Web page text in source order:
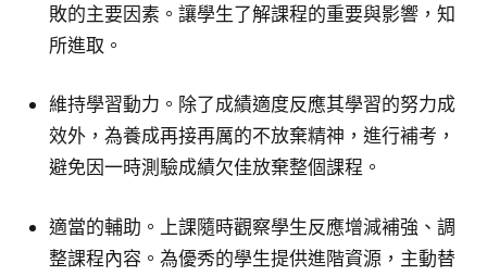
敗的主要因素。讓學生了解課程的重要與影響，知
所進取。
維持學習動力。除了成績適度反應其學習的努力成
效外，為養成再接再厲的不放棄精神，進行補考，
避免因一時測驗成績欠佳放棄整個課程。
適當的輔助。上課隨時觀察學生反應增減補強、調
整課程內容。為優秀的學生提供進階資源，主動替